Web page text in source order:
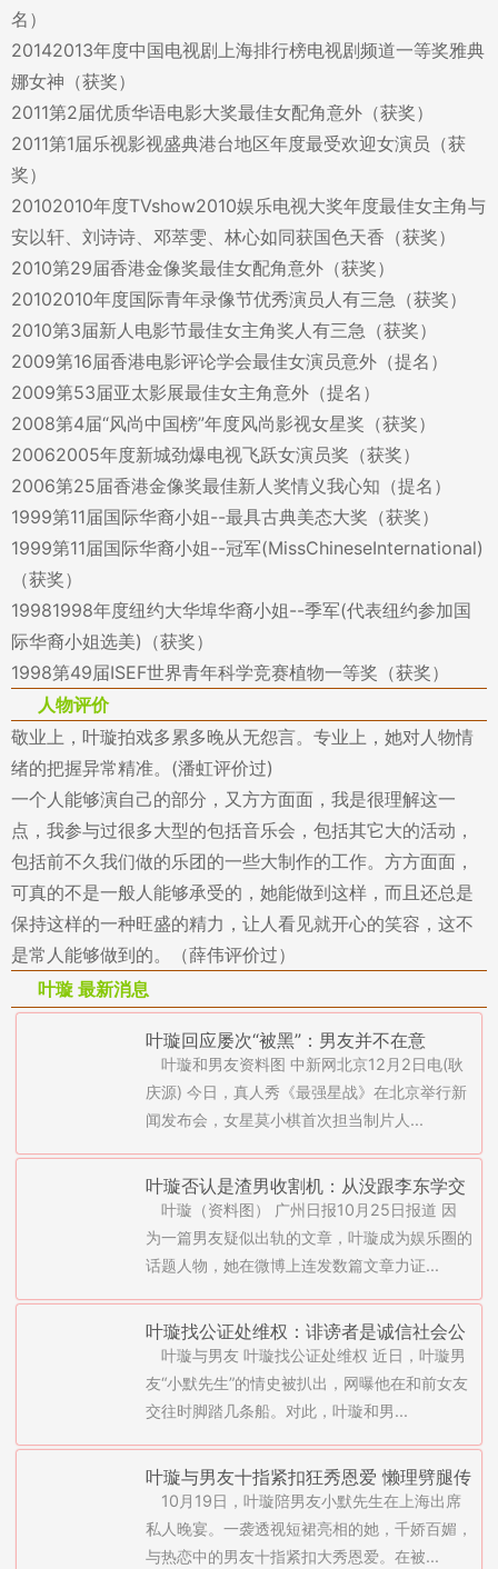
名）
20142013年度中国电视剧上海排行榜电视剧频道一等奖雅典
娜女神（获奖）
2011第2届优质华语电影大奖最佳女配角意外（获奖）
2011第1届乐视影视盛典港台地区年度最受欢迎女演员（获
奖）
20102010年度TVshow2010娱乐电视大奖年度最佳女主角与
安以轩、刘诗诗、邓萃雯、林心如同获国色天香（获奖）
2010第29届香港金像奖最佳女配角意外（获奖）
20102010年度国际青年录像节优秀演员人有三急（获奖）
2010第3届新人电影节最佳女主角奖人有三急（获奖）
2009第16届香港电影评论学会最佳女演员意外（提名）
2009第53届亚太影展最佳女主角意外（提名）
2008第4届“风尚中国榜”年度风尚影视女星奖（获奖）
20062005年度新城劲爆电视飞跃女演员奖（获奖）
2006第25届香港金像奖最佳新人奖情义我心知（提名）
1999第11届国际华裔小姐--最具古典美态大奖（获奖）
1999第11届国际华裔小姐--冠军(MissChineseInternational)
（获奖）
19981998年度纽约大华埠华裔小姐--季军(代表纽约参加国
际华裔小姐选美)（获奖）
1998第49届ISEF世界青年科学竞赛植物一等奖（获奖）
人物评价
敬业上，叶璇拍戏多累多晚从无怨言。专业上，她对人物情
绪的把握异常精准。(潘虹评价过)
一个人能够演自己的部分，又方方面面，我是很理解这一
点，我参与过很多大型的包括音乐会，包括其它大的活动，
包括前不久我们做的乐团的一些大制作的工作。方方面面，
可真的不是一般人能够承受的，她能做到这样，而且还总是
保持这样的一种旺盛的精力，让人看见就开心的笑容，这不
是常人能够做到的。（薛伟评价过）
叶璇 最新消息
叶璇回应屡次“被黑”：男友并不在意
叶璇和男友资料图 中新网北京12月2日电(耿
庆源) 今日，真人秀《最强星战》在北京举行新
闻发布会，女星莫小棋首次担当制片人...
叶璇否认是渣男收割机：从没跟李东学交
往
叶璇（资料图） 广州日报10月25日报道 因
为一篇男友疑似出轨的文章，叶璇成为娱乐圈的
话题人物，她在微博上连发数篇文章力证...
叶璇找公证处维权：诽谤者是诚信社会公
敌
叶璇与男友 叶璇找公证处维权 近日，叶璇男
友“小默先生”的情史被扒出，网曝他在和前女友
交往时脚踏几条船。对此，叶璇和男...
叶璇与男友十指紧扣狂秀恩爱 懒理劈腿传
闻吐舌大笑
10月19日，叶璇陪男友小默先生在上海出席
私人晚宴。一袭透视短裙亮相的她，千娇百媚，
与热恋中的男友十指紧扣大秀恩爱。在被...